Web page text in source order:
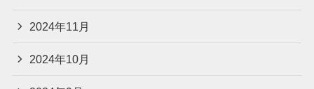
2024年11月
2024年10月